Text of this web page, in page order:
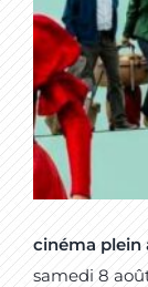
cinéma plein
samedi 8